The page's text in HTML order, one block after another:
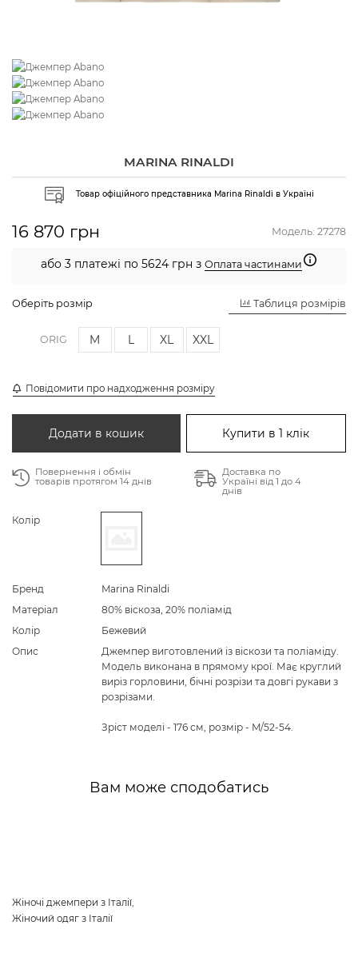
MARINA RINALDI
Товар офіційного представника Marina Rinaldi в Україні
Модель: 27278
16 870 грн
або 3 платежі по 5624 грн з Оплата частинами
Оберіть розмір Таблиця розмірів
ORIG M L XL XXL
Повідомити про надходження розміру
Додати в кошик Купити в 1 клік
Повернення і обмін
товарів протягом 14 днів
Доставка по
Україні від 1 до 4
днів
Колір
Бренд
Marina Rinaldi
Матеріал
80% віскоза, 20% поліамід
Колір
Бежевий
Опис
Джемпер виготовлений із віскози та поліаміду.
Модель виконана в прямому крої. Має круглий
виріз горловини, бічні розрізи та довгі рукави з
розрізами.
Зріст моделі - 176 см, розмір - M/52-54.
Вам може сподобатись
Жіночі джемпери з Італії,
Жіночий одяг з Італії